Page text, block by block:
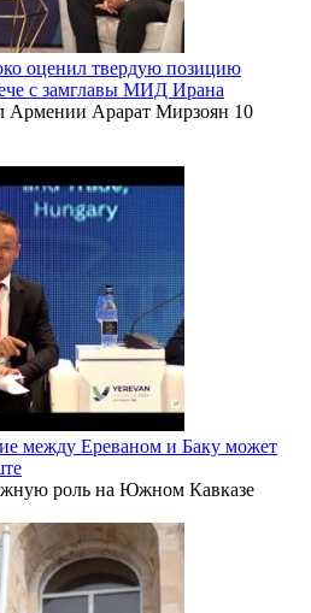
оценил твердую позицию
с замглавы МИД Ирана
Армении Арарат Мирзоян 10
между Ереваном и Баку может
роль на Южном Кавказе